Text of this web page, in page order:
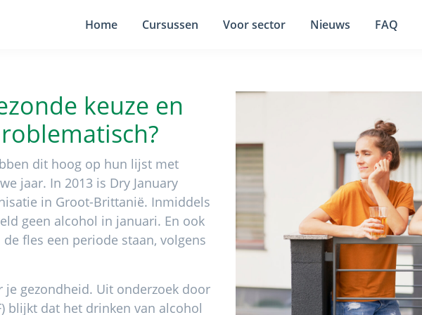
Home Cursussen Voor sector Nieuws FAQ
keuze en
dit hoog op hun lijst met
jaar. In 2013 is Dry January
in Groot-Brittanië. Inmiddels
geen alcohol in januari. En ook
fles een periode staan, volgens
gezondheid. Uit onderzoek door
blijkt dat het drinken van alcohol